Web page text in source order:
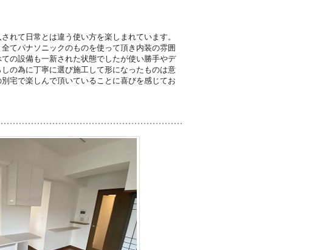
れて日常とは違う使い方を楽しまれています。
てパナソニックのものを使って頂き内装の雰囲
の設備も一新された状態でしたが使い勝手やデ
の為に丁寧に選び施工して形になったものは意
宅で楽しんで頂いていることに喜びを感じてお